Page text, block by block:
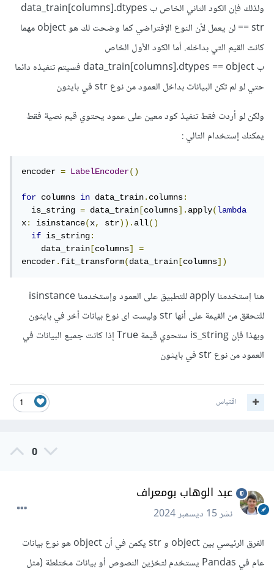
https://pandas.pydata.org/docs/user_guide/t
ext.html
ولذلك فإن الكود الثاني الخاص ب data_train[columns].dtypes
== str لن يعمل لأن النوع الإفتراضي كما وضحت لك هو object مهما
كانت القيم التي بداخله. أما الكود الأول الخاص
ب data_train[columns].dtypes == object فسيتم تنفيذه دائما
حتي لو لم تكن البيانات بداخل العمود من نوع str في بايثون
ولكن لو أردت فقط تنفيذ كود معين على عمود يحتوي قيم نصية فقط
يمكنك إستخدام التالي
encoder = LabelEncoder()
for columns in data_train.columns:
  is_string
= data_train [columns].apply(lambda
x: isinstance(x, str)).all()
if is_string:
    data_train
[columns]
=
encoder.fit_transform(data_train [columns])
هنا إستخدمنا apply للتطبيق على العمود وإستخدمنا isinstance
للتحقق من القيمة على أنها str وليست اى نوع بيانات أخر في بايثون
وبهذا فإن is_string ستحوي قيمة True إذا كانت جميع البيانات في
العمود من نوع str في بايثون
1 اقتباس
0
عبد الوهاب بومعراف
نشر15 ديسمبر 2024
الفرق الرئيسي بين object و str يكمن في أن object هو نوع بيانات
عام في Pandas يستخدم لتخزين النصوص أو بيانات مختلطة (مثل